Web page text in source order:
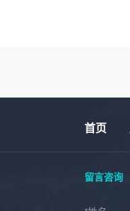
首页
留言咨询